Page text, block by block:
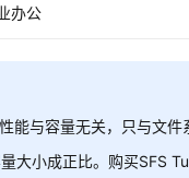
办公
与容量无关，只与文件
大小成正比。购买SFS